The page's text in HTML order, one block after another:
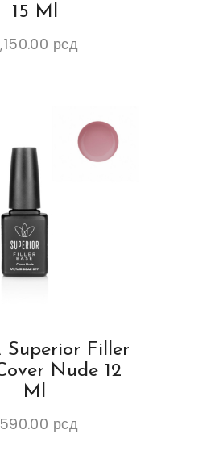
15 Ml
рсд
Superior Filler
Nude 12
Ml
рсд